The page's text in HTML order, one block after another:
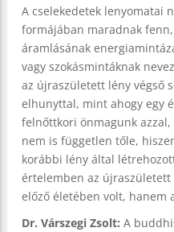
A cselekedetek lenyomatai
formájában maradnak
áramlásának
vagy szokásmintáknak
az újraszületett lény végső
elhunyttal, mint ahogy egy
felnőttkori önmagunk
nem is független tőle,
korábbi lény által
értelemben az újraszületett
előző életében volt, hanem
Dr. Várszegi Zsolt: A